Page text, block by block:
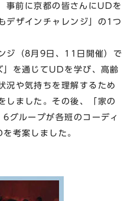
前に京都の皆さんにUDを
デザインチャレンジ」の1つ
ジ（8月9日、11日開催）で
を通じてUDを学び、高齢
況や気持ちを理解するため
しました。その後、「家の
グループが各班のコーディ
考案しました。